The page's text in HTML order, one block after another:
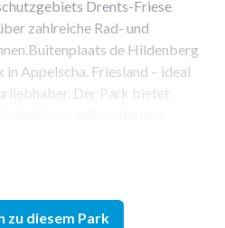
Drents-Friese
zahlreiche Rad- und
de Hildenberg
Appelscha, Friesland – ideal
Der Park bietet
einer Sauna oder
verfügen über einen
Wald oder den Golfplatz
garantiert.
diesem Park